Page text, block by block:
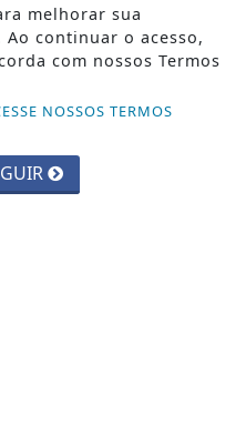
anunciar
melhorar sua
continuar o acesso,
com nossos Termos
NOSSOS TERMOS